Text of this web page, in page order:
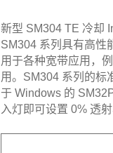
新型 SM304 TE 冷却
SM304 系列具有高性
用于各种宽带应用，
用。SM304 系列的标
于 Windows 的
入灯即可设置 0% 透